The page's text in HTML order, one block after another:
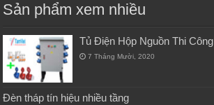
Sản phẩm xem nhiều
Tủ Điện Hộp Nguồn Thi Công
7 Tháng Mười, 2020
Đèn tháp tín hiệu nhiều tầng